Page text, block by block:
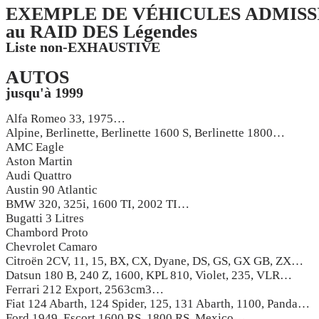
EXEMPLE DE VÉHICULES
au RAID DES Légendes
Liste non-EXHAUSTIVE
AUTOS
jusqu'à 1999
Alfa Romeo 33, 1975…
Alpine, Berlinette, Berlinette 1600 S, Berlinette 1800…
AMC Eagle
Aston Martin
Audi Quattro
Austin 90 Atlantic
BMW 320, 325i, 1600 TI, 2002 TI…
Bugatti 3 Litres
Chambord Proto
Chevrolet Camaro
Citroën 2CV, 11, 15, BX, CX, Dyane, DS, GS, GX GB, ZX…
Datsun 180 B, 240 Z, 1600, KPL 810, Violet, 235, VLR…
Ferrari 212 Export, 2563cm3…
Fiat 124 Abarth, 124 Spider, 125, 131 Abarth, 1100, Panda…